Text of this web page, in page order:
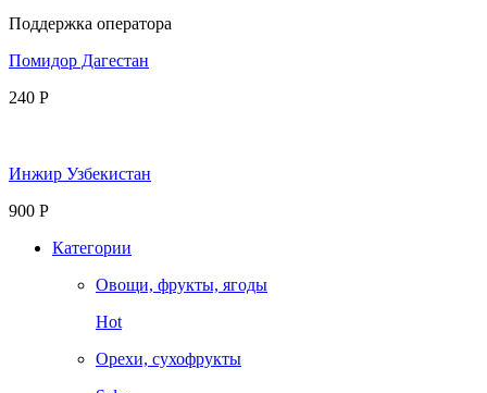
Поддержка оператора
Помидор Дагестан
240 Р
Инжир Узбекистан
900 Р
Категории
Овощи, фрукты, ягоды
Hot
Орехи, сухофрукты